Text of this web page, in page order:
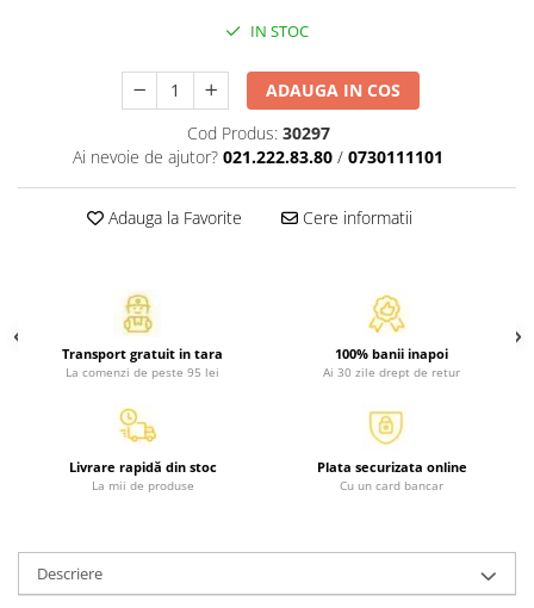
Carte prescolara
Carti de colorat
Grafice
Povesti pentru copii
Dictionare si enciclopedii
Atlase, dictionare si enciclopedii
Dictionare tematice
Diete si fitness
Fitness si frumusete
Diverse
IN STOC
ADAUGA IN COS
Cod Produs: 30297
Ai nevoie de ajutor? 021.222.83.80 / 0730111101
Adauga la Favorite Cere informatii
Transport gratuit in tara
La comenzi de peste 95 lei
100% banii inapoi
Ai 30 zile drept de retur
Livrare rapidă din stoc
La mii de produse
Plata securizata online
Cu un card bancar
Descriere